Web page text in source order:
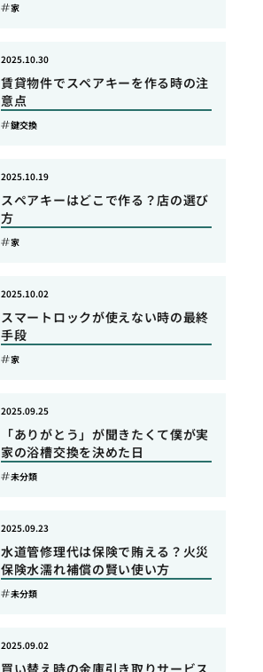
家
賃貸物件でスペアキーを作る時の注
意点
2025.10.30
鍵交換
スペアキーはどこで作る？店の選び
方
2025.10.19
家
スマートロックが使えない時の最終
手段
2025.10.02
家
「ありがとう」が聞きたくて僕が実
家の浴槽交換を決めた日
2025.09.25
未分類
水道管修理代は保険で賄える？火災
保険水濡れ補償の賢い使い方
2025.09.23
未分類
買い替え時の金庫引き取りサービス
2025.09.02